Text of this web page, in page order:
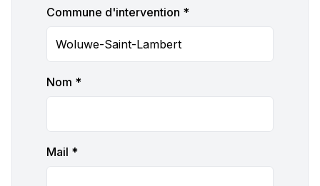
Commune d'intervention *
Nom *
Mail *